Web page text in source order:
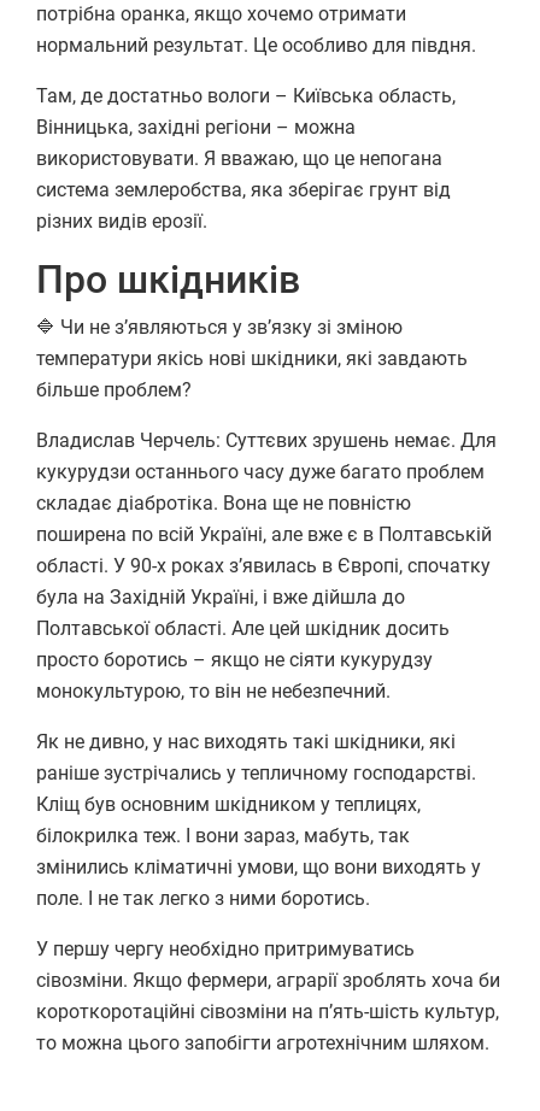
потрібна оранка, якщо хочемо отримати
нормальний результат. Це особливо для півдня.
Там, де достатньо вологи – Київська область,
Вінницька, західні регіони – можна
використовувати. Я вважаю, що це непогана
система землеробства, яка зберігає грунт від
різних видів ерозії.
Про шкідників
🔷 Чи не з’являються у зв’язку зі зміною
температури якісь нові шкідники, які завдають
більше проблем?
Владислав Черчель: Суттєвих зрушень немає. Для
кукурудзи останнього часу дуже багато проблем
складає діабротіка. Вона ще не повністю
поширена по всій Україні, але вже є в Полтавській
області. У 90-х роках з’явилась в Європі, спочатку
була на Західній Україні, і вже дійшла до
Полтавської області. Але цей шкідник досить
просто боротись – якщо не сіяти кукурудзу
монокультурою, то він не небезпечний.
Як не дивно, у нас виходять такі шкідники, які
раніше зустрічались у тепличному господарстві.
Кліщ був основним шкідником у теплицях,
білокрилка теж. І вони зараз, мабуть, так
змінились кліматичні умови, що вони виходять у
поле. І не так легко з ними боротись.
У першу чергу необхідно притримуватись
сівозміни. Якщо фермери, аграрії зроблять хоча би
короткоротаційні сівозміни на п’ять-шість культур,
то можна цього запобігти агротехнічним шляхом.